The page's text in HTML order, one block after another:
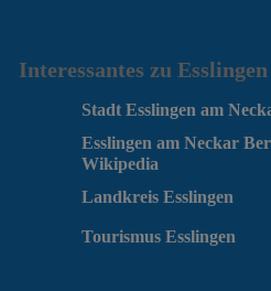
Interessantes zu
Stadt Esslingen am
Esslingen am Neckar
Wikipedia
Landkreis Esslingen
Tourismus Esslingen